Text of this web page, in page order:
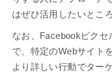
はぜひ活用したいとこ
なお、Facebookピクセ
で、特定のWebサイト
より詳しい行動でター